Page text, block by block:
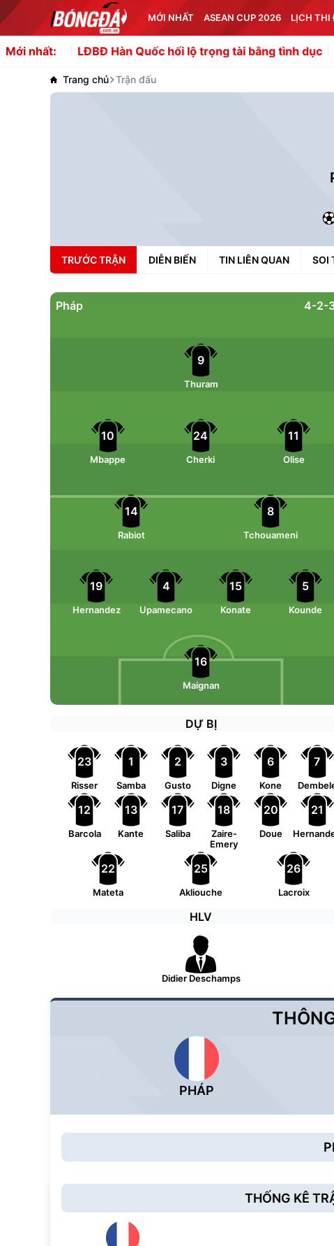
MỚI NHẤT ASEAN CUP 2026 LỊCH THI
Mới nhất:
LĐBĐ Hàn Quốc hối lộ trọng tài bằng tình dục Soi trận
Trang chủ Trận đấu
TRƯỚC TRẬN DIỄN BIẾN TIN LIÊN QUAN SOI
Pháp 4-2-
9
Thuram
10
Mbappe
24
Cherki
11
Olise
14
Rabiot
8
Tchouameni
19
Hernandez
4
Upamecano
15
Konate
5
Kounde
16
Maignan
DỰ BỊ
23
Risser
1
Samba
2
Gusto
3
Digne
6
Kone
7
12
Barcola
13
Kante
17
Saliba
18
Zaire-
Emery
20
Doue
21
22
Mateta
25
Akliouche
26
Lacroix
HLV
Didier Deschamps
PHÁP
THỐNG KÊ